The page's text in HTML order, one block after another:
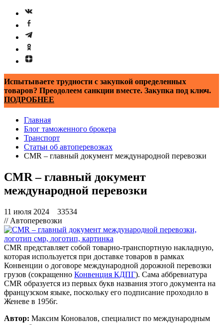
Испытываете трудности с закупкой определенных
товаров? Преодолеем санкции вместе. Закупка под ключ.
ПОДРОБНЕЕ
Главная
Блог таможенного брокера
Транспорт
Статьи об автоперевозках
CMR – главный документ международной перевозки
CMR – главный документ
международной перевозки
11 июля 2024
33534
// Автоперевозки
CMR представляет собой товарно-транспортную накладную,
которая используется при доставке товаров в рамках
Конвенции о договоре международной дорожной перевозки
грузов (сокращенно Конвенция КДПГ). Сама аббревиатура
CMR образуется из первых букв названия этого документа на
французском языке, поскольку его подписание проходило в
Женеве в 1956г.
Автор: Максим Коновалов, специалист по международным